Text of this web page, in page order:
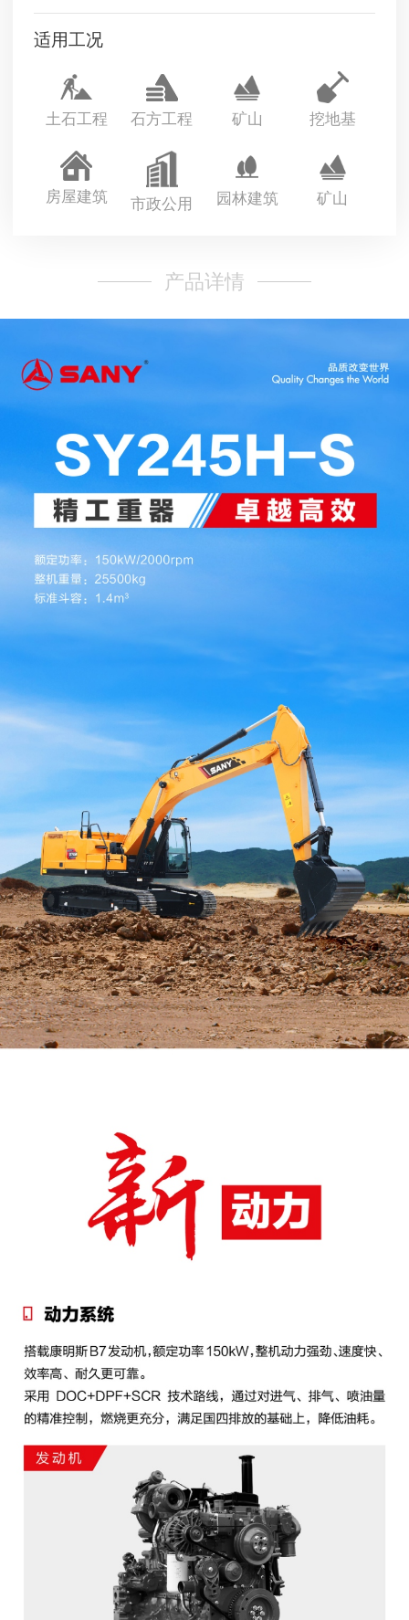
适用工况
土石工程 石方工程 矿山 挖地基
房屋建筑 市政公用 园林建筑 矿山
产品详情